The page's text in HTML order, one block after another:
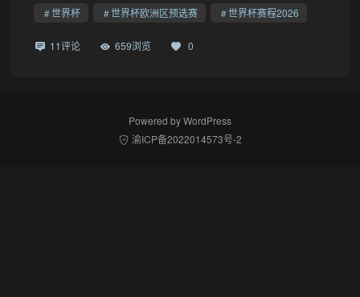
世界杯 世界杯欧洲区预选赛 世界杯赛程2026
11评论 659浏览 0
Powered byWordPress
渝ICP备2022014573号-2